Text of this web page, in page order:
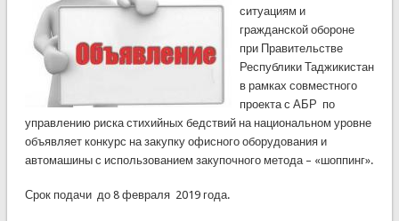
ситуациям и
гражданской обороне
при Правительстве
Республики Таджикистан
в рамках совместного
проекта с АБР по
управлению риска стихийных бедствий на национальном уровне
объявляет конкурс на закупку офисного оборудования и
автомашины с использованием закупочного метода – «шоппинг».
Срок подачи до 8 февраля 2019 года.